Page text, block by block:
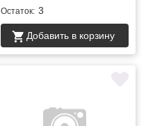
Остаток: 3
Добавить в корзину